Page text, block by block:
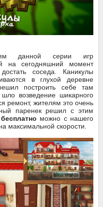
данной серии игр
на сегодняшний момент
соседа. Каникулы
в глухой деревне
построить себе там
возведение шикарного
ремонт, жителям это очень
паренек решил с этим
можно с нашего
максимальной скорости.